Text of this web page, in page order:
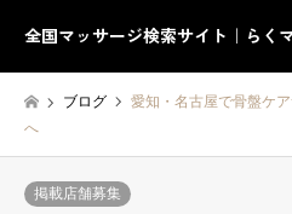
全国マッサージ検索サイト｜らく
ブログ
愛知・名古屋で骨盤ケ
へ
掲載店舗募集